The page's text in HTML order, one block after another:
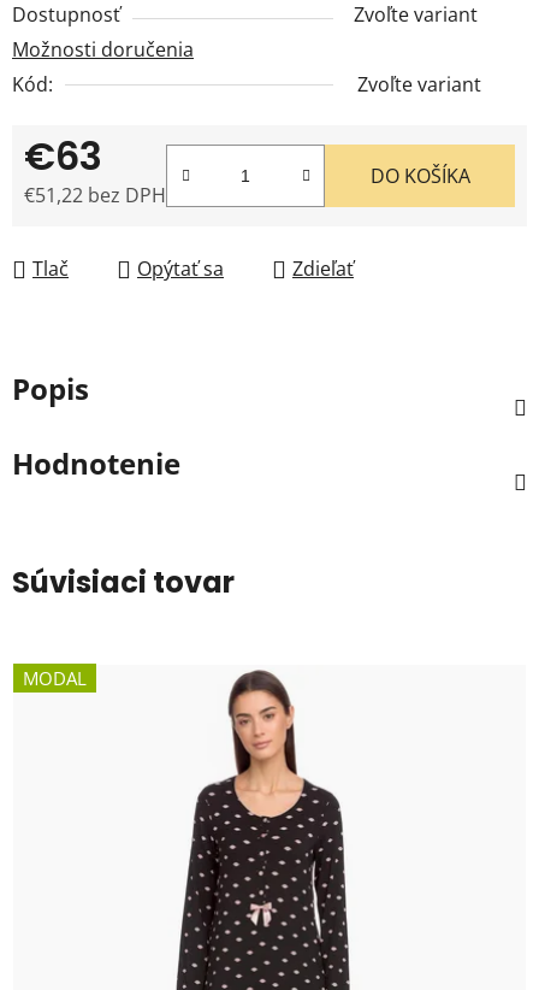
Dostupnosť
Zvoľte variant
Možnosti doručenia
Kód:
Zvoľte variant
€63
€51,22 bez DPH
DO KOŠÍKA
Tlač Opýtať sa Zdieľať
Popis
Hodnotenie
Súvisiaci tovar
MODAL